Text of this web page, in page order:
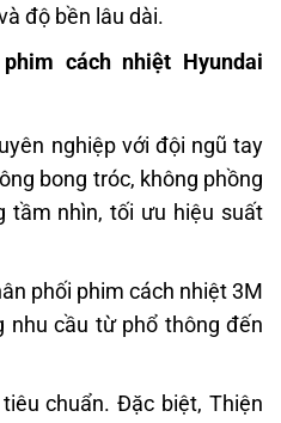
độ bền lâu dài.
cách nhiệt Hyundai
nghiệp với đội ngũ tay
bong tróc, không phồng
tầm nhìn, tối ưu hiệu suất
phối phim cách nhiệt 3M
nhu cầu từ phổ thông đến
chuẩn. Đặc biệt, Thiện